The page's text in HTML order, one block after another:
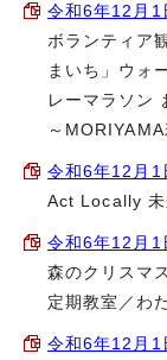
令和6年12月1
ボランティア
まいち」ウォ
レーマラソン
～
令和6年12月1
Act Locally 未
令和6年12月1
森のクリスマ
定期教室／わ
令和6年12月1